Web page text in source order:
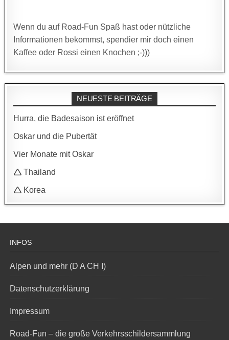
Wenn du auf Road-Fun Spaß hast oder nützliche
Informationen bekommst, spendier mir doch einen
Kaffee oder Rossi einen Knochen ;-)))
NEUESTE BEITRÄGE
Hurra, die Badesaison ist eröffnet
Oskar und die Pubertät
Vier Monate mit Oskar
🛆 Thailand
🛆 Korea
INFOS
Alpen und mehr (D A CH I)
Datenschutzerklärung
Impressum
Road-Fun – die große Verkehrsschildersammlung